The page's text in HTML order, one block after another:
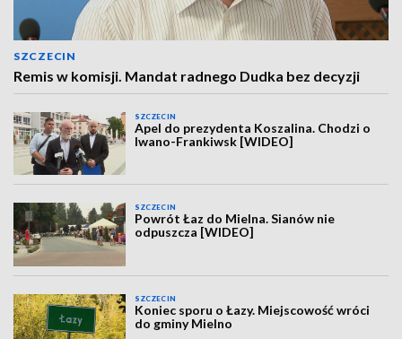
SZCZECIN
Remis w komisji. Mandat radnego Dudka bez decyzji
SZCZECIN
Apel do prezydenta Koszalina. Chodzi o
Iwano-Frankiwsk [WIDEO]
SZCZECIN
Powrót Łaz do Mielna. Sianów nie
odpuszcza [WIDEO]
SZCZECIN
Koniec sporu o Łazy. Miejscowość wróci
do gminy Mielno